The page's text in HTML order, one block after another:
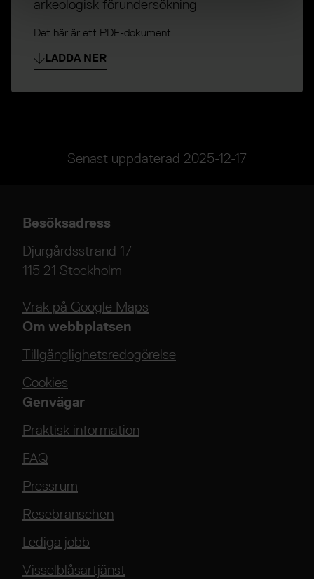
arkeologisk förundersökning
Det här är ett PDF-dokument
LADDA NER
Senast uppdaterad 2025-12-17
Besöksadress
Djurgårdsstrand 17
115 21 Stockholm
Vrak på Google Maps
Om webbplatsen
Tillgänglighetsredogörelse
Cookies
Genvägar
Praktisk information
FAQ
Pressrum
Resebranschen
Lediga jobb
Visselblåsartjänst